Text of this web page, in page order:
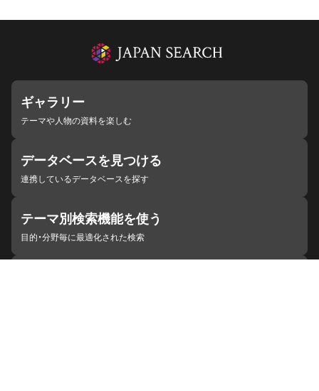
ギャラリー
テーマや人物の資料を楽しむ
データベースを見つける
連携しているデータベースを探す
テーマ別検索機能を使う
目的・分野毎に最適化された検索